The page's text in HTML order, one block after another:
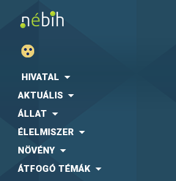
HIVATAL
AKTUÁLIS
ÁLLAT
ÉLELMISZER
NÖVÉNY
ÁTFOGÓ TÉMÁK